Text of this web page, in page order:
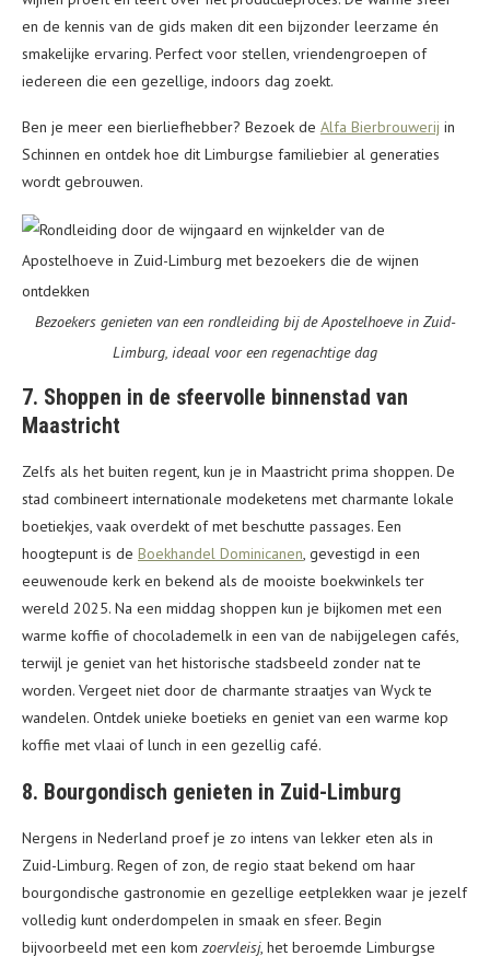
en de kennis van de gids maken dit een bijzonder leerzame én
smakelijke ervaring. Perfect voor stellen, vriendengroepen of
iedereen die een gezellige, indoors dag zoekt.
Ben je meer een bierliefhebber? Bezoek de Alfa Bierbrouwerij in
Schinnen en ontdek hoe dit Limburgse familiebier al generaties
wordt gebrouwen.
Bezoekers genieten van een rondleiding bij de Apostelhoeve in Zuid-
Limburg, ideaal voor een regenachtige dag
7. Shoppen in de sfeervolle binnenstad van
Maastricht
Zelfs als het buiten regent, kun je in Maastricht prima shoppen. De
stad combineert internationale modeketens met charmante lokale
boetiekjes, vaak overdekt of met beschutte passages. Een
hoogtepunt is de Boekhandel Dominicanen, gevestigd in een
eeuwenoude kerk en bekend als de mooiste boekwinkels ter
wereld 2025. Na een middag shoppen kun je bijkomen met een
warme koffie of chocolademelk in een van de nabijgelegen cafés,
terwijl je geniet van het historische stadsbeeld zonder nat te
worden. Vergeet niet door de charmante straatjes van Wyck te
wandelen. Ontdek unieke boetieks en geniet van een warme kop
koffie met vlaai of lunch in een gezellig café.
8. Bourgondisch genieten in Zuid-Limburg
Nergens in Nederland proef je zo intens van lekker eten als in
Zuid-Limburg. Regen of zon, de regio staat bekend om haar
bourgondische gastronomie en gezellige eetplekken waar je jezelf
volledig kunt onderdompelen in smaak en sfeer. Begin
bijvoorbeeld met een kom zoervleisj, het beroemde Limburgse